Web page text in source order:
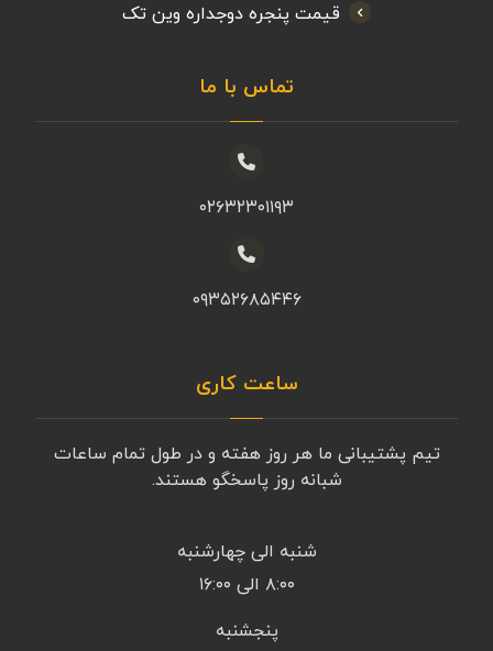
قیمت پنجره دوجداره وین تک
تماس با ما
۰۲۶۳۲۳۰۱۱۹۳
۰۹۳۵۲۶۸۵۴۴۶
ساعت کاری
تیم پشتیبانی ما هر روز هفته و در طول تمام ساعات
شبانه روز پاسخگو هستند.
شنبه الی چهارشنبه
۸:۰۰ الی ۱۶:۰۰
پنجشنبه